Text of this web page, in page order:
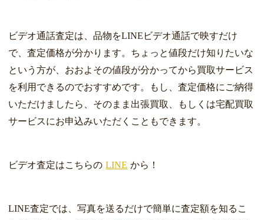
ビデオ通話査定は、品物をLINEビデオ通話で映すだけ
で、査定価格が分かります。ちょっと値段だけ知りたいな
という方が、おおよその値段が分かってから買取サービス
を利用できるのでおすすめです。もし、査定価格にご納得
いただけましたら、そのまま出張買取、もしくは宅配買取
サービスにお申込みいただくこともできます。
ビデオ査定はこちらの LINE から！
LINE査定では、写真を送るだけで簡単に査定額を知るこ